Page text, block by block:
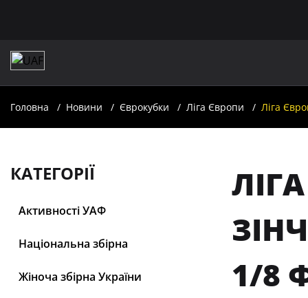
Головна Новини Єврокубки Ліга Європи Ліга
КАТЕГОРІЇ
Активності УАФ
Національна збірна
Жіноча збірна України
1/8